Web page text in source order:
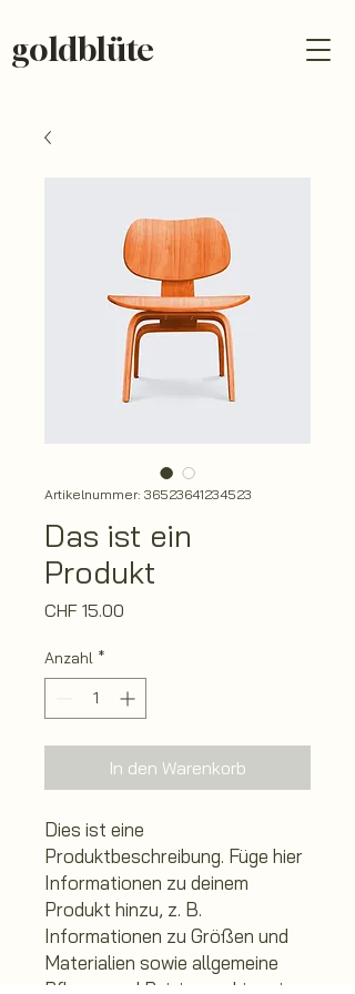
goldblüte
Artikelnummer: 36523641234523
Das ist ein
Produkt
CHF 15.00
Anzahl *
In den Warenkorb
Dies ist eine
Produktbeschreibung. Füge hier
Informationen zu deinem
Produkt hinzu, z. B.
Informationen zu Größen und
Materialien sowie allgemeine
Pflege- und Reinigungshinweise.